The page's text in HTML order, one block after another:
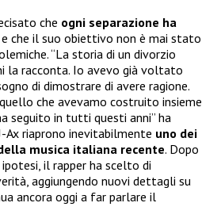
che ogni separazione ha
e che il suo obiettivo non è mai stato
“La storia di un divorzio
la racconta. Io avevo già voltato
di dimostrare di avere ragione.
che avevamo costruito insieme
seguito in tutti questi anni” ha
Ax riaprono inevitabilmente uno dei
musica italiana recente. Dopo
ipotesi, il rapper ha scelto di
aggiungendo nuovi dettagli su
ancora oggi a far parlare il